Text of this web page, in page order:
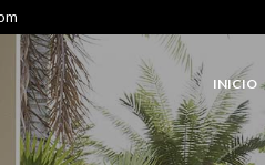
INICIO